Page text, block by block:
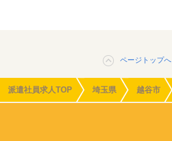
ページトップへ
派遣社員求人TOP 埼玉県 越谷市